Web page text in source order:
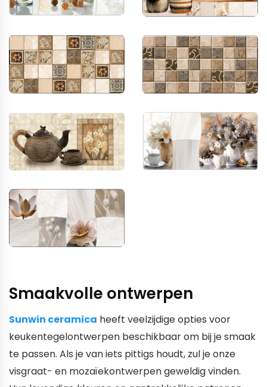
Smaakvolle ontwerpen
Sunwin ceramica heeft veelzijdige opties voor
keukentegelontwerpen beschikbaar om bij je smaak
te passen. Als je van iets pittigs houdt, zul je onze
visgraat- en mozaïekontwerpen geweldig vinden.